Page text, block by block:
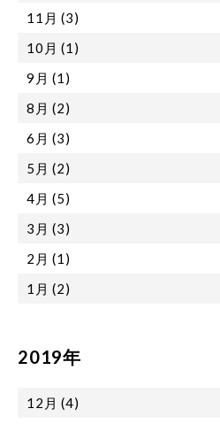
11月 (3)
10月 (1)
9月 (1)
8月 (2)
6月 (3)
5月 (2)
4月 (5)
3月 (3)
2月 (1)
1月 (2)
2019年
12月 (4)